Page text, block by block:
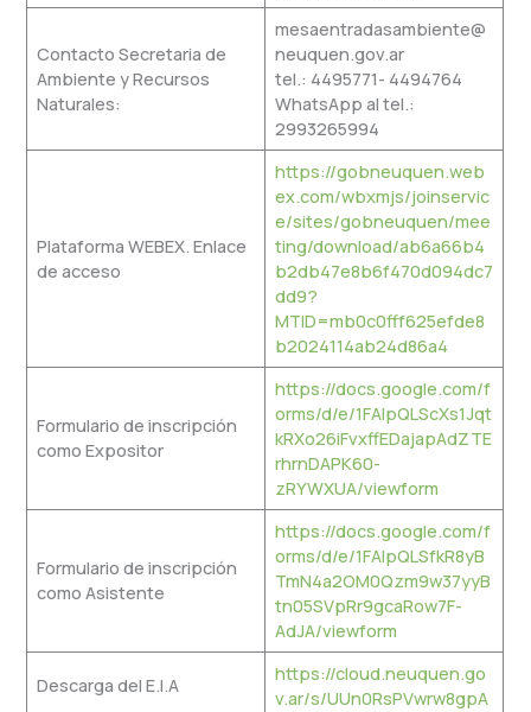
Contacto Secretaria de
Ambiente y Recursos
Naturales:
mesaentradasambiente@
neuquen.gov.ar
tel.: 4495771- 4494764
WhatsApp al tel.:
2993265994
Plataforma WEBEX. Enlace
de acceso
https://gobneuquen.web
ex.com/wbxmjs/joinservic
e/sites/gobneuquen/mee
ting/download/ab6a66b4
b2db47e8b6f470d094dc7
dd9?
MTID=mb0c0fff625efde8
b2024114ab24d86a4
Formulario de inscripción
como Expositor
https://docs.google.com/f
orms/d/e/1FAIpQLScXs1Jqt
kRXo26iFvxffEDajapAdZTE
rhrnDAPK60-
zRYWXUA/viewform
Formulario de inscripción
como Asistente
https://docs.google.com/f
orms/d/e/1FAIpQLSfkR8yB
TmN4a2OM0Qzm9w37yyB
tn05SVpRr9gcaRow7F-
AdJA/viewform
Descarga del E.I.A
https://cloud.neuquen.go
v.ar/s/UUn0RsPVwrw8gpA